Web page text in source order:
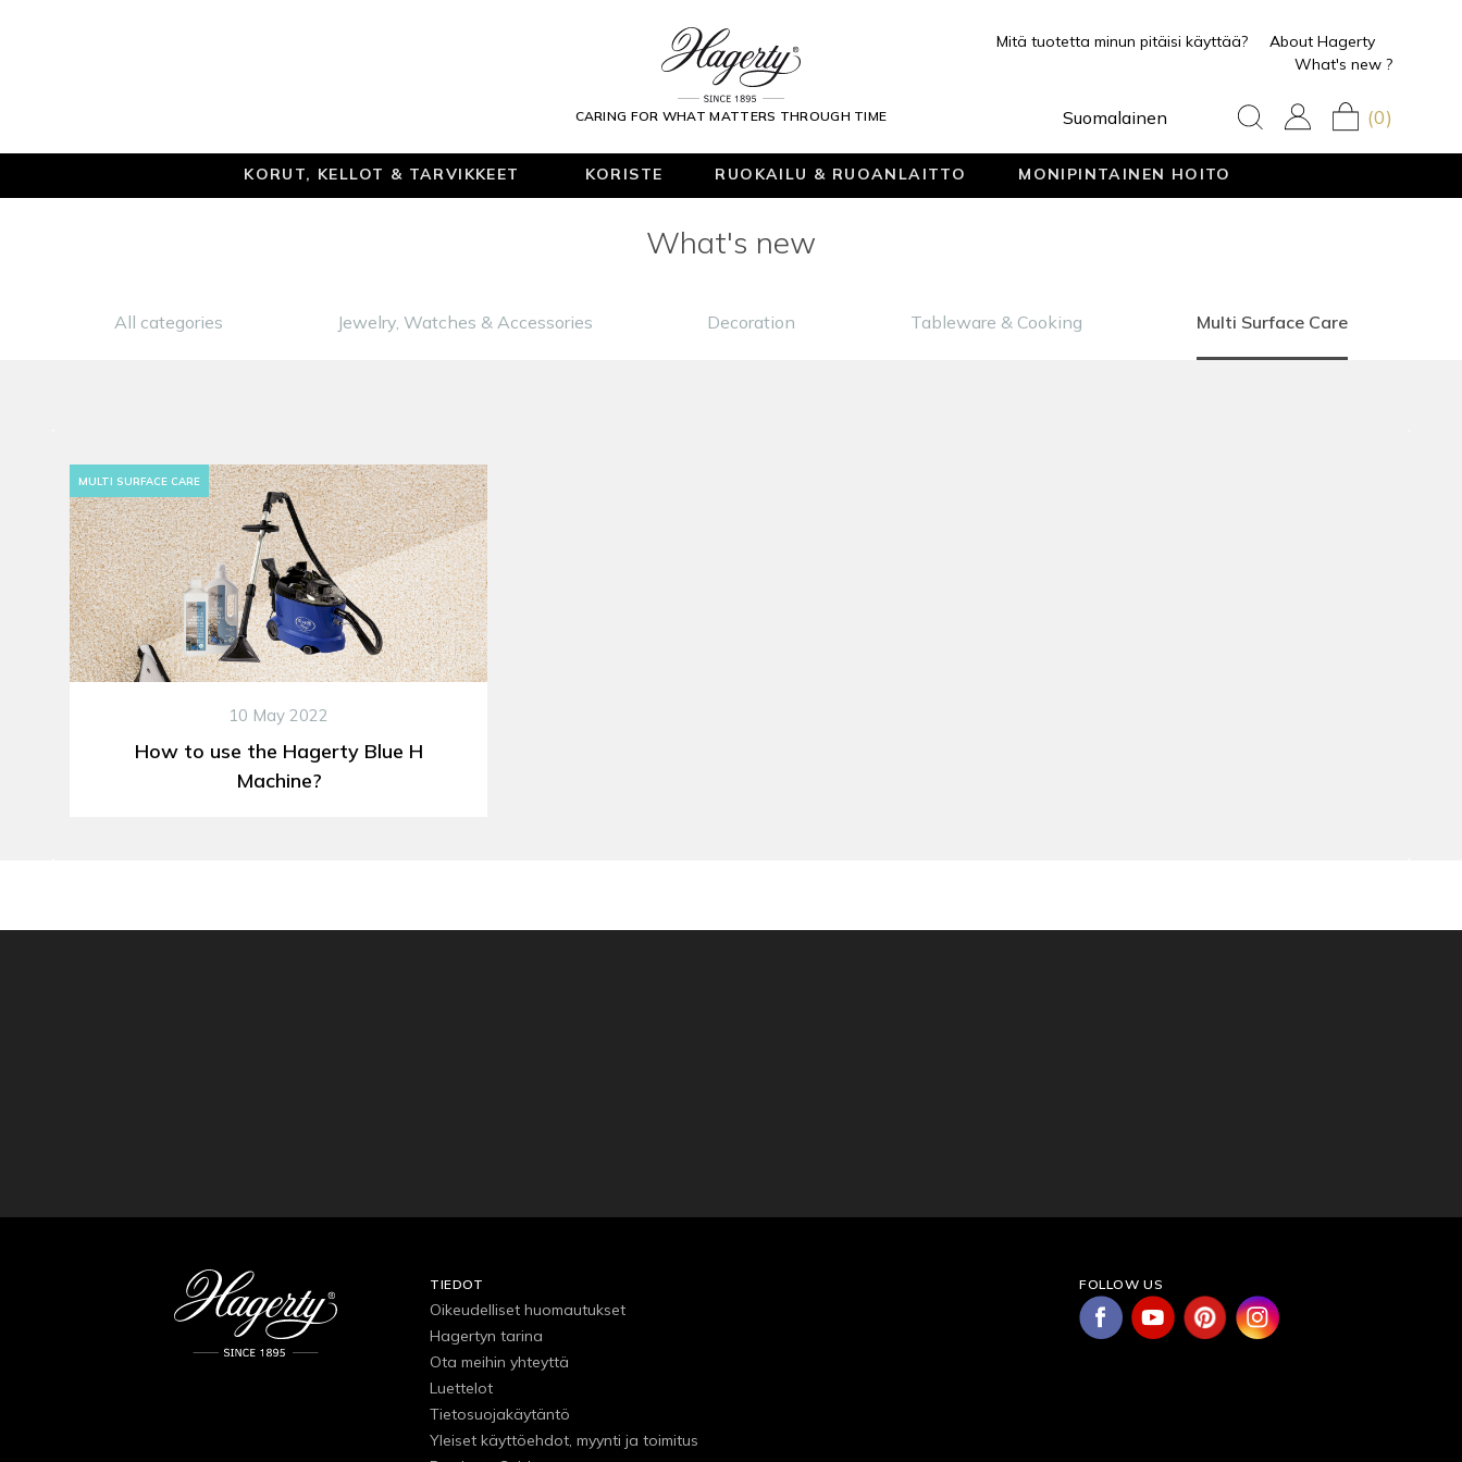
CARING FOR WHAT MATTERS THROUGH TIME
Mitä tuotetta minun pitäisi käyttää?
About Hagerty
What's new ?
Suomalainen (0)
KORUT, KELLOT & TARVIKKEET KORISTE RUOKAILU & RUOANLAITTO MONIPINTAINEN HOITO
What's new
All categories Jewelry, Watches & Accessories Decoration Tableware & Cooking Multi Surface Care
MULTI SURFACE CARE
10 May 2022
How to use the Hagerty Blue H
Machine?
TIEDOT
Oikeudelliset huomautukset
Hagertyn tarina
Ota meihin yhteyttä
Luettelot
Tietosuojakäytäntö
Yleiset käyttöehdot, myynti ja toimitus
FOLLOW US